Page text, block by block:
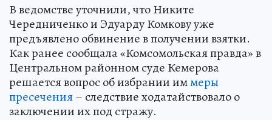
В ведомстве уточнили, что Никите
Чередниченко и Эдуарду Комкову уже
предъявлено обвинение в получении взятки.
Как ранее сообщала «Комсомольская правда» в
Центральном районном суде Кемерова
решается вопрос об избрании иммеры
пресечения– следствие ходатайствовало о
заключении их под стражу.